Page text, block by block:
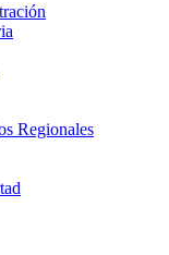
Regionales